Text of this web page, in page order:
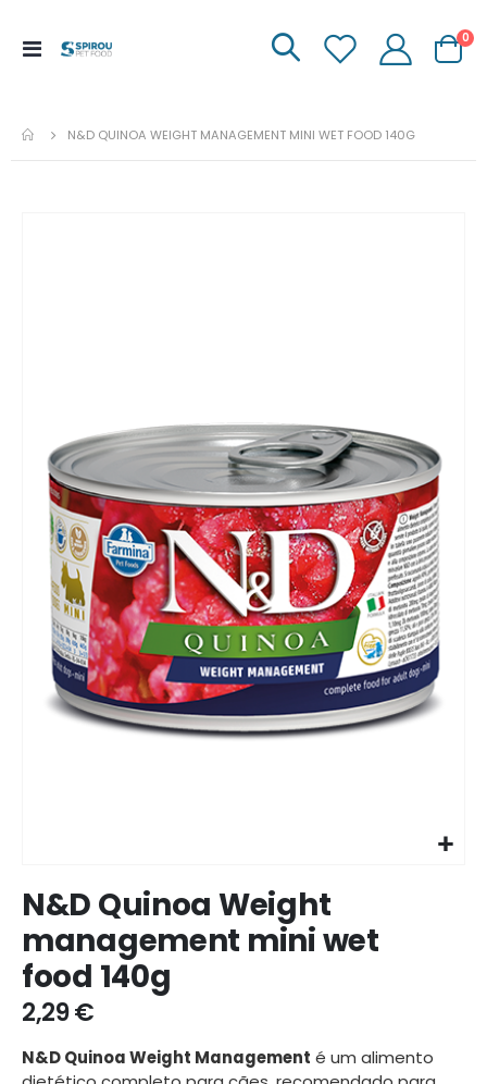
Menu
0
N&D QUINOA WEIGHT MANAGEMENT MINI WET FOOD 140G
para
o
início
da
galeria
de
N&D Quinoa Weight
management mini wet
food 140g
2,29 €
N&D Quinoa Weight Management é um alimento